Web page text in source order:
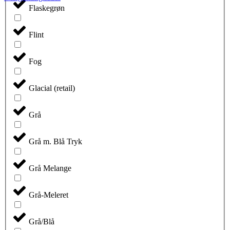
Flaskegrøn
Flint
Fog
Glacial (retail)
Grå
Grå m. Blå Tryk
Grå Melange
Grå-Meleret
Grå/Blå
vare